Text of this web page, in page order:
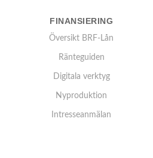
FINANSIERING
Översikt BRF-Lån
Ränteguiden
Digitala verktyg
Nyproduktion
Intresseanmälan